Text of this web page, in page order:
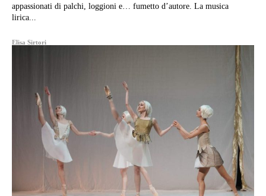
appassionati di palchi, loggioni e… fumetto d’autore. La musica
lirica...
Elisa Sirtori